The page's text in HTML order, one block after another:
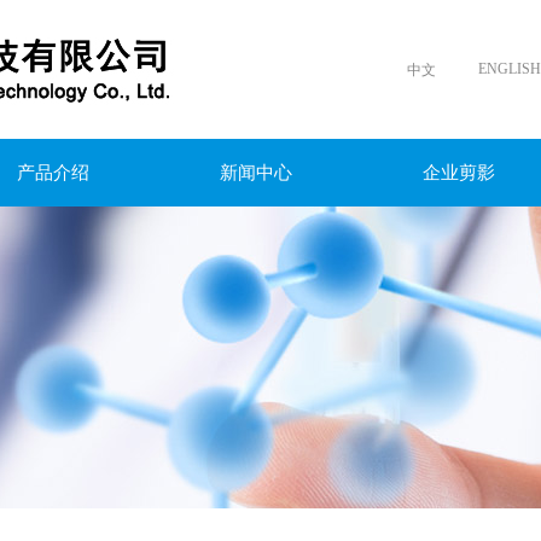
中文 ENGLISH
产品介绍 新闻中心 企业剪影